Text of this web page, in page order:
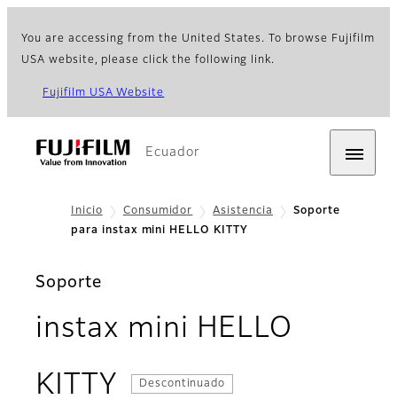
You are accessing from the United States. To browse Fujifilm
USA website, please click the following link.
Fujifilm USA Website
Ecuador
Inicio Consumidor Asistencia
Soporte
para instax mini HELLO KITTY
Soporte
instax mini HELLO
KITTY
Descontinuado